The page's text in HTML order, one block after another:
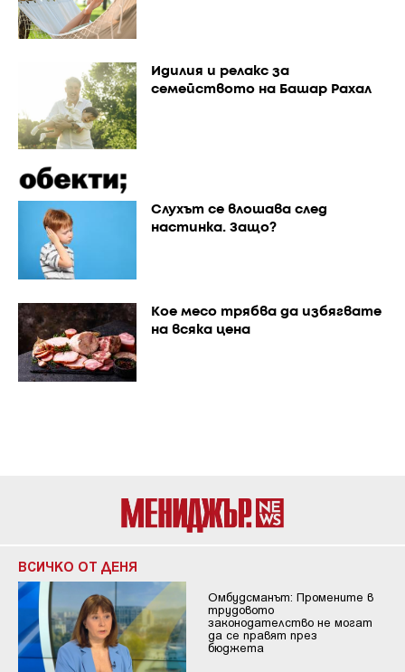
Идилия и релакс за
семейството на Башар Рахал
Слухът се влошава след
настинка. Защо?
Кое месо трябва да избягвате
на всяка цена
ВСИЧКО ОТ ДЕНЯ
Омбудсманът: Промените в
трудовото
законодателство не могат
да се правят през
бюджета